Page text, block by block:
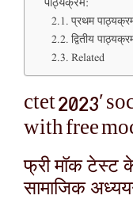
प्रथम
द्वितीय
Related
ctet 2023′
with free
फ्री मॉक टेस्ट
सामाजिक